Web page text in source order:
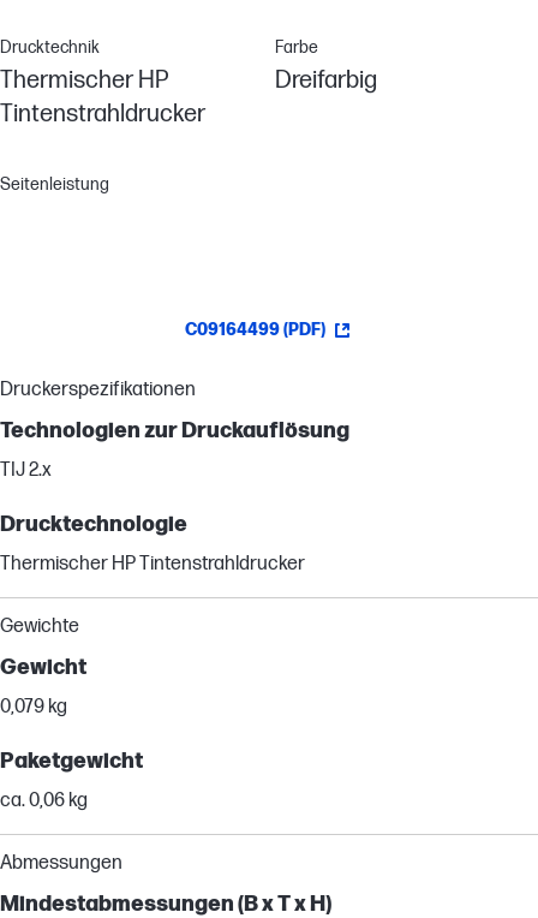
Drucktechnik
Thermischer HP
Tintenstrahldrucker
Farbe
Dreifarbig
Seitenleistung
C09164499 (PDF)
Druckerspezifikationen
Technologien zur Druckauflösung
TIJ 2.x
Drucktechnologie
Thermischer HP Tintenstrahldrucker
Gewichte
Gewicht
0,079 kg
Paketgewicht
ca. 0,06 kg
Abmessungen
Mindestabmessungen (B x T x H)